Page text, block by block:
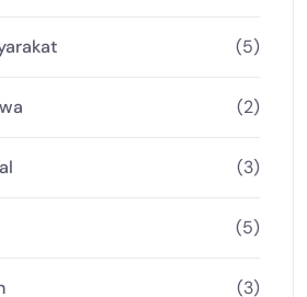
(5)
(2)
(3)
(5)
(3)